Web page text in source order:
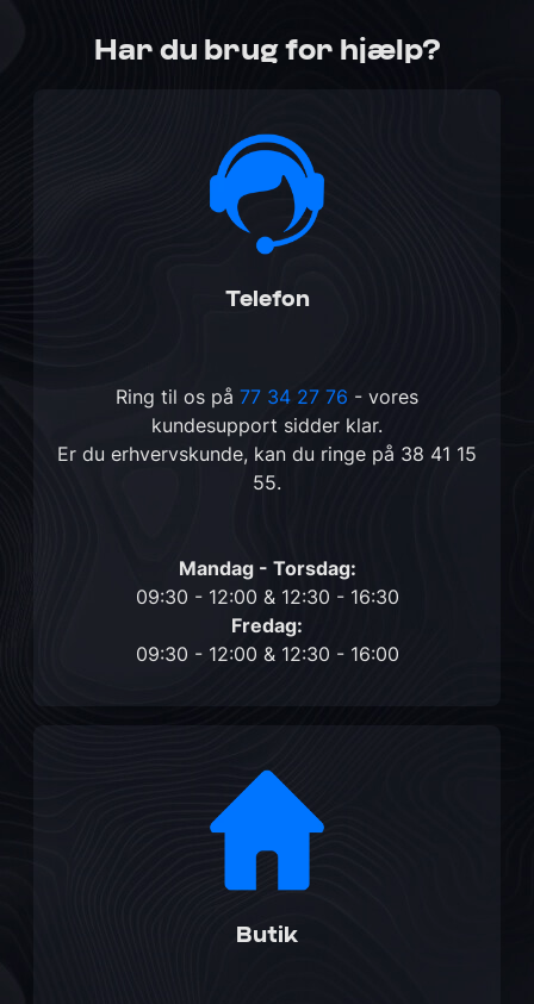
Har du brug for hjælp?
Telefon
Ring til os på 77 34 27 76 - vores
kundesupport sidder klar.
Er du erhvervskunde, kan du ringe på 38 41 15
55.
Mandag - Torsdag:
09:30 - 12:00 & 12:30 - 16:30
Fredag:
09:30 - 12:00 & 12:30 - 16:00
Butik